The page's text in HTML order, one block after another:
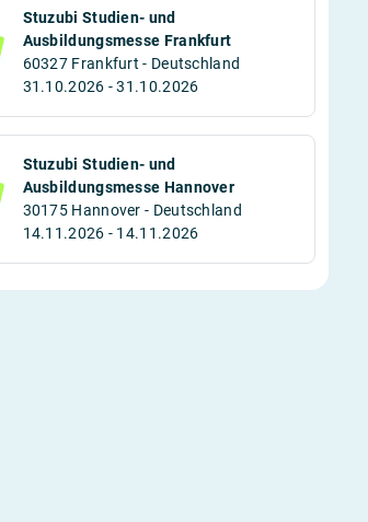
Stuzubi Studien- und
Ausbildungsmesse Frankfurt
60327 Frankfurt - Deutschland
31.10.2026 - 31.10.2026
Stuzubi Studien- und
Ausbildungsmesse Hannover
30175 Hannover - Deutschland
14.11.2026 - 14.11.2026